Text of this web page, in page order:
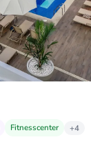
Fitnesscenter +4